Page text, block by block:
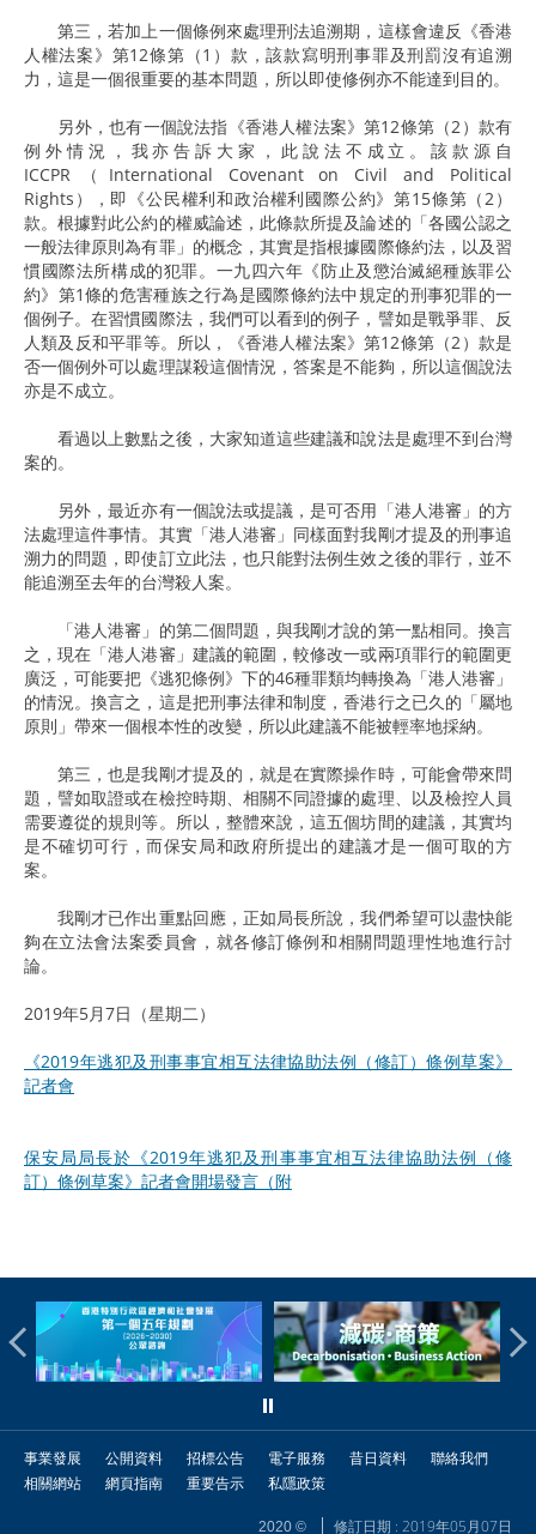
第三，若加上一個條例來處理刑法追溯期，這樣會違反《香港
人權法案》第12條第（1）款，該款寫明刑事罪及刑罰沒有追溯
力，這是一個很重要的基本問題，所以即使修例亦不能達到目的。
另外，也有一個說法指《香港人權法案》第12條第（2）款有
例外情況，我亦告訴大家，此說法不成立。該款源自
ICCPR（International Covenant on Civil and Political
Rights），即《公民權利和政治權利國際公約》第15條第（2）
款。根據對此公約的權威論述，此條款所提及論述的「各國公認之
一般法律原則為有罪」的概念，其實是指根據國際條約法，以及習
慣國際法所構成的犯罪。一九四六年《防止及懲治滅絕種族罪公
約》第1條的危害種族之行為是國際條約法中規定的刑事犯罪的一
個例子。在習慣國際法，我們可以看到的例子，譬如是戰爭罪、反
人類及反和平罪等。所以，《香港人權法案》第12條第（2）款是
否一個例外可以處理謀殺這個情況，答案是不能夠，所以這個說法
亦是不成立。
看過以上數點之後，大家知道這些建議和說法是處理不到台灣
案的。
另外，最近亦有一個說法或提議，是可否用「港人港審」的方
法處理這件事情。其實「港人港審」同樣面對我剛才提及的刑事追
溯力的問題，即使訂立此法，也只能對法例生效之後的罪行，並不
能追溯至去年的台灣殺人案。
「港人港審」的第二個問題，與我剛才說的第一點相同。換言
之，現在「港人港審」建議的範圍，較修改一或兩項罪行的範圍更
廣泛，可能要把《逃犯條例》下的46種罪類均轉換為「港人港審」
的情況。換言之，這是把刑事法律和制度，香港行之已久的「屬地
原則」帶來一個根本性的改變，所以此建議不能被輕率地採納。
第三，也是我剛才提及的，就是在實際操作時，可能會帶來問
題，譬如取證或在檢控時期、相關不同證據的處理、以及檢控人員
需要遵從的規則等。所以，整體來說，這五個坊間的建議，其實均
是不確切可行，而保安局和政府所提出的建議才是一個可取的方
案。
我剛才已作出重點回應，正如局長所說，我們希望可以盡快能
夠在立法會法案委員會，就各修訂條例和相關問題理性地進行討
論。
2019年5月7日（星期二）
《2019年逃犯及刑事事宜相互法律協助法例（修訂）條例草案》
記者會
保安局局長於《2019年逃犯及刑事事宜相互法律協助法例（修
訂）條例草案》記者會開場發言（附
事業發展 公開資料 招標公告 電子服務 昔日資料
聯絡我們
相關網站
網頁指南 重要告示 私隱政策
2020 © 修訂日期 : 2019年05月07日